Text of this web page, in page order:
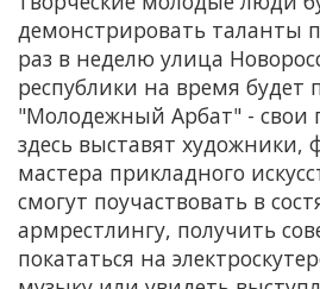
демонстрировать таланты
раз в неделю улица
республики на время будет
"Молодежный Арбат" - свои
здесь выставят художники,
мастера прикладного
смогут поучаствовать в
армрестлингу, получить
покататься на